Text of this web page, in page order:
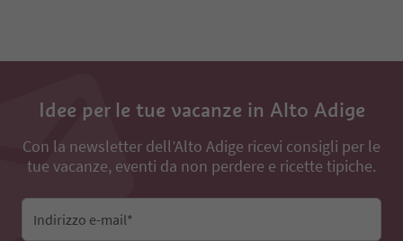
Idee per le tue vacanze in Alto Adige
Con la newsletter dell’Alto Adige ricevi consigli per le
tue vacanze, eventi da non perdere e ricette tipiche.
Indirizzo e-mail*